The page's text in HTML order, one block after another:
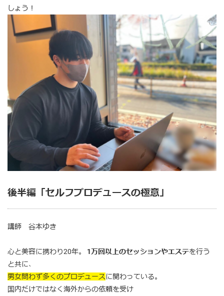
しょう！
後半編「セルフプロデュースの極意」
講師 谷本ゆき
心と美容に携わり20年。 1万回以上のセッションやエステを行う
と共に、
男女問わず多くのプロデュースに関わっている。
国内だけではなく海外からの依頼を受け